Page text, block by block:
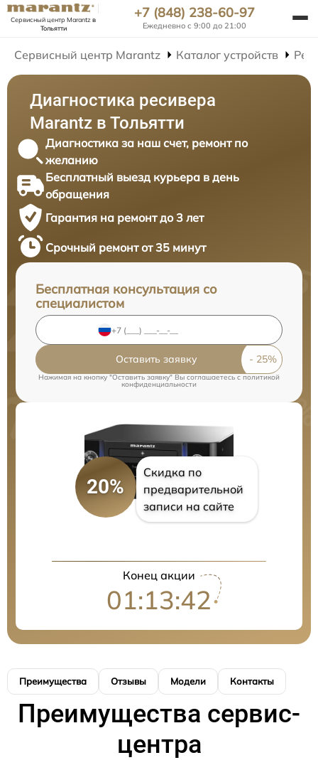
Сервисный центр Marantzв
Тольятти
+7 (848) 238-60-97
Ежедневно с 9:00 до 21:00
Сервисный центр Marantz Каталог устройств
Диагностика ресивера
Marantz в Тольятти
Диагностика за наш счет, ремонт по
желанию
Бесплатный выезд курьера в день
обращения
Гарантия на ремонт до 3 лет
Срочный ремонт от 35 минут
Бесплатная консультация со
специалистом
Оставить заявку
Нажимая на кнопку "Оставить заявку" Вы соглашаетесь c политикой
конфиденциальности
20%
Скидка по
предварительной
записи на сайте
Конец акции
01:13:41
Преимущества Отзывы Модели Контакты
Преимущества сервис-
центра